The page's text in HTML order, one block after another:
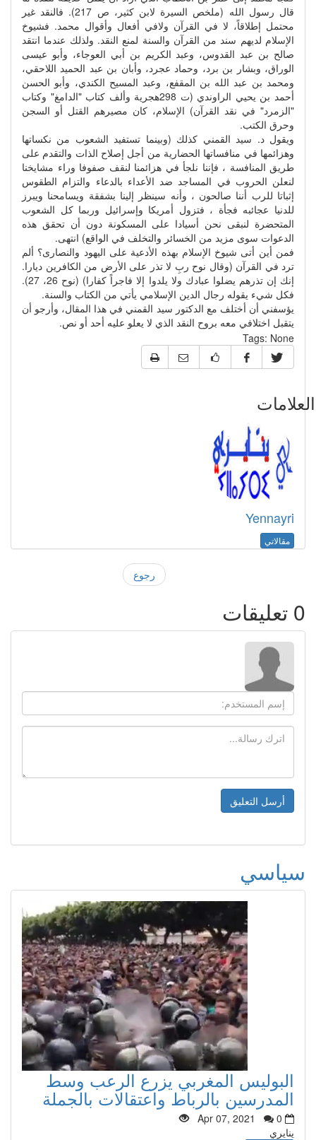
قال رسول الله (ملخص السيرة لابن كثير، ص 217). فالنقد غير
محتمل إطلاقاً، لا في القرآن ولافي أفعال وأقوال محمد. فشيوخ
الإسلام لديهم سند من القرآن والسنة لمنع النقد. ولذلك عندما انتقد
صالح بن عبد القدوس، وعبد الكريم بن أبي العوجاء، وأبو عيسى
الوراق، وبشار بن برد، وحماد عجرد، وأبان بن عبد الحميد اللاحقي،
ومحمد بن عبد الله بن المقفع، وعبد المسيح الكندي، وأبو الحسن
أحمد بن يحيي الراوندي (ت 298هجرية وألف كتاب "الدامغ" وكتاب
"الزمرد" في نقد القرآن) الإسلام، كان مصيرهم القتل أو السجن
وحرق الكتب.
ويقول د. سيد القمني كذلك (وبينما تستفيد الشعوب من نكساتها
وهزائمها في منافساتها الحضارية من أجل إصلاح الذات والتقدم على
طريق المنافسة ، فإننا نلجأ في هزائمنا لنقف صفوفا وراء مشايخنا
لنعلن الحروب في المساجد ضد الأعداء بالدعاء والتزام الطقوس
إثباتا للرب أننا صالحون ، وأنه سينظر إلينا بشفقة ويسامحنا ويبرز
للدنيا عجائبه فجأة ، فتزول أمريكا وإسرائيل وربما كل الشعوب
المتحضرة لنبقى نحن أسيادا على المسكونة دون أن تحقق هذه
الدعوات سوى مزيد من الخسائر والتخلف في الواقع) انتهى.
فمن أين أتى شيوخ الإسلام بهذه الأدعية على اليهود والنصارى؟ ألم
ترد في القرآن (وقال نوح ربِ لا تذر على الأرض من الكافرين ديارا.
إنك إن تذرهم يضلوا عبادك ولا يلدوا إلا فاجراً كفارا) (نوح 26، 27).
فكل شيء يقوله رجال الدين الإسلامي يأتي من الكتاب والسنة.
يؤسفني أن أختلف مع الدكتور سيد القمني في هذا المقال، وأرجو أن
يتقبل اختلافي معه بروح النقد الذي لا يعلو عليه أحد أو نص.
Tags:None
Yennayri
مقالاتي
رجوع
0تعليقات
سياسي
البوليس المغربي يزرع الرعب وسط
المدرسين بالرباط واعتقالات بالجملة
Apr 07, 2021
0
ينايري